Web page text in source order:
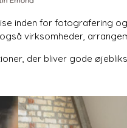
inden for fotografering
virksomheder,
der bliver gode